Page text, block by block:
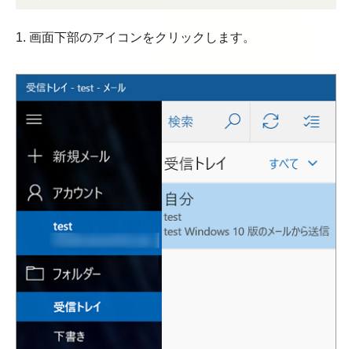
1. 画面下部のアイコンをクリックします。